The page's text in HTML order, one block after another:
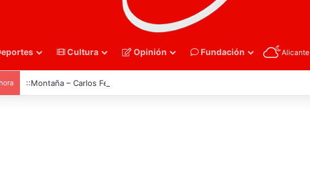
Cultura Opinión Fundación Alicante
::Montaña – Carlos Ferris. Las montañas no se pierden solo cuando arden